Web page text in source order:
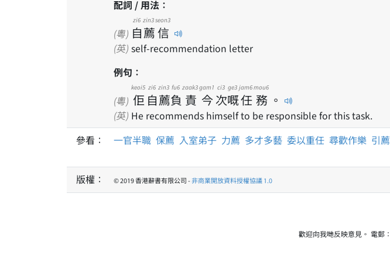
配詞 / 用法：
(粵) 自
zi6
薦
zin3
信
seon3
(英) self-recommendation letter
例句：
(粵) 佢
keoi5
自
zi6
薦
zin3
負
fu6
責
zaak3
今
gam1
次
ci3
嘅
ge3
任
jam6
務
mou6
。
(英) He recommends himself to be responsible for this task.
參看：
一官半職 保薦 入室弟子 力薦 多才多藝 委以重任 尋歡作樂 引薦
版權： © 2019 香港辭書有限公司 -非商業開放資料授權協議 1.0
歡迎向我哋反映意見。 電郵：